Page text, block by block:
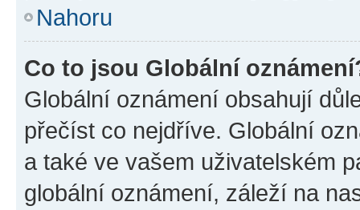
Nahoru
Co to jsou Globální
Globální oznámení obsahují
přečíst co nejdříve. Globální
a také ve vašem uživatelském
globální oznámení, záleží na